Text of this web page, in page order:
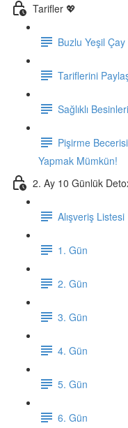
Tarifler 💖
Buzlu Yeşil Çay
Tariflerini
Sağlıklı
Pişirme
Yapmak Mümkün!
2. Ay 10 Günlük
Alışveriş Listesi
1. Gün
2. Gün
3. Gün
4. Gün
5. Gün
6. Gün